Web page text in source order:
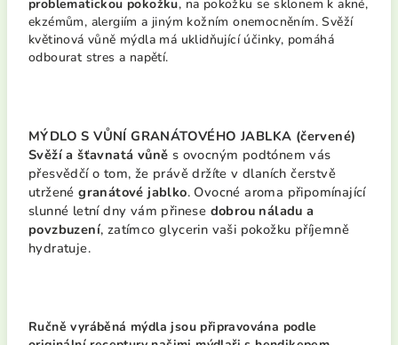
problematickou pokožku, na pokožku se sklonem k akné,
ekzémům, alergiím a jiným kožním onemocněním. Svěží
květinová vůně mýdla má uklidňující účinky, pomáhá
odbourat stres a napětí.
MÝDLO S VŮNÍ GRANÁTOVÉHO JABLKA (červené)
Svěží a šťavnatá vůně s ovocným podtónem vás
přesvědčí o tom, že právě držíte v dlaníchčerstvě
utrženégranátové jablko. Ovocné aroma připomínající
slunné letní dny vám přinese dobrou náladu a
povzbuzení, zatímco glycerin vaši pokožku příjemně
hydratuje.
Ručně vyráběná mýdla jsou připravována podle